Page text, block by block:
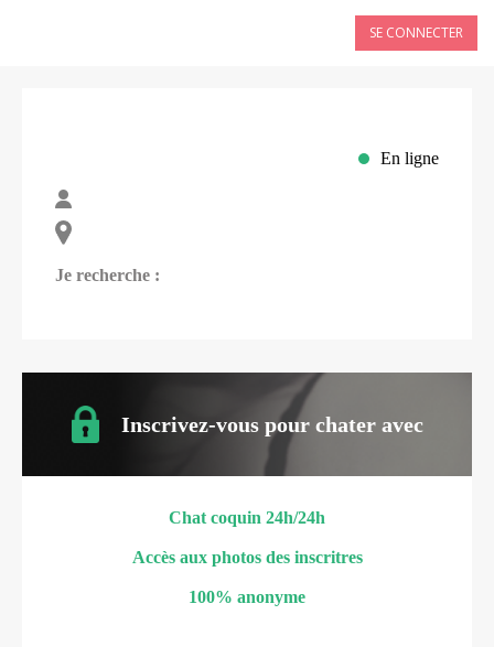
SE CONNECTER
En ligne
Je recherche :
Inscrivez-vous pour chater avec
Chat coquin 24h/24h
Accès aux photos des inscritres
100% anonyme